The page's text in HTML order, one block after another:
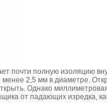
почти полную изоляцию
менее 2,5 мм в диаметре.
Однако
от падающих изредка,